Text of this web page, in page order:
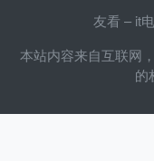
友看 – it
本站内容来自互联网
的